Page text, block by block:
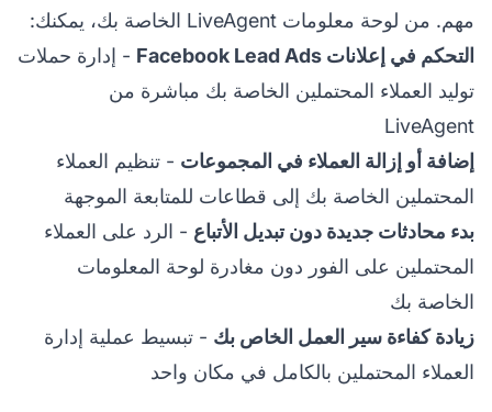
مهم. من لوحة معلومات LiveAgent الخاصة بك، يمكنك:
التحكم في إعلانات Facebook Lead Ads
- إدارة حملات
توليد العملاء المحتملين الخاصة بك مباشرة من
LiveAgent
إضافة أو إزالة العملاء في المجموعات - تنظيم العملاء
المحتملين الخاصة بك إلى قطاعات للمتابعة الموجهة
بدء محادثات جديدة دون تبديل الأتباع - الرد على العملاء
المحتملين على الفور دون مغادرة لوحة المعلومات
الخاصة بك
زيادة كفاءة سير العمل الخاص بك - تبسيط عملية إدارة
العملاء المحتملين بالكامل في مكان واحد